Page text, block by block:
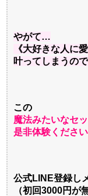
やがて…
《大好きな人に
叶ってしまうの
この
魔法みたいなセ
是非体験くださ
公式LINE登録し
（初回3000円が